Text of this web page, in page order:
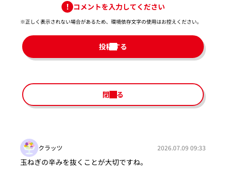
コメントを入力してください
※正しく表示されない場合があるため、環境依存文字の使用はお控えください。​
投稿する
閉じる
クラッツ 2026.07.09 09:33
玉ねぎの辛みを抜くことが大切ですね。